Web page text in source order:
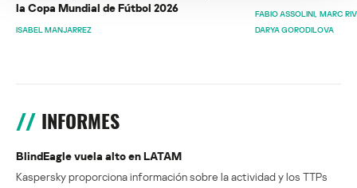
la Copa Mundial de Fútbol 2026
ISABEL MANJARREZ
FABIO ASSOLINI MARC
DARYA GORODILOVA
INFORMES
BlindEagle vuela alto en LATAM
Kaspersky proporciona información sobre la actividad y los TTPs